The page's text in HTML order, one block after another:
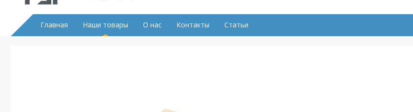
Главная Наши товары О нас Контакты Статьи